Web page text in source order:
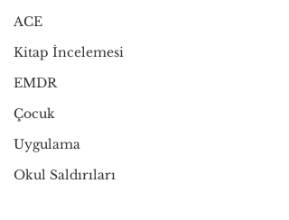
ACE
Kitap İncelemesi
EMDR
Çocuk
Uygulama
Okul Saldırıları